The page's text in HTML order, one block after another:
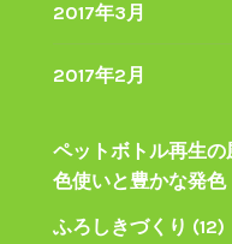
2017年3月
2017年2月
ペットボトル再生
色使いと豊かな発色
ふろしきづくり (12)